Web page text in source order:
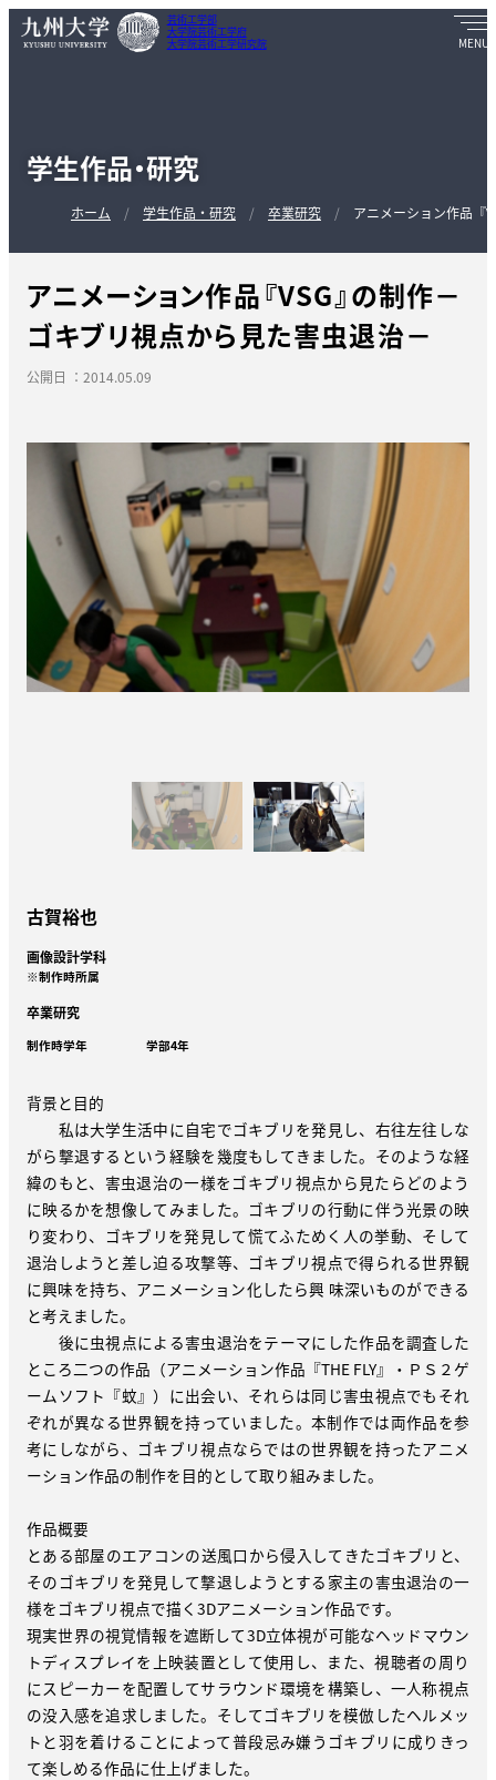
芸術工学部
大学院芸術工学府
大学院芸術工学研究院
学生作品・研究
ホーム 学生作品・研究 卒業研究 アニメーション作品『
アニメーション作品『VSG』の制作－
ゴキブリ視点から見た害虫退治－
公開日 ：2014.05.09
古賀裕也
画像設計学科
※制作時所属
卒業研究
制作時学年 学部4年
背景と目的
私は大学生活中に自宅でゴキブリを発見し、右往左往しな
がら撃退するという経験を幾度もしてきました。そのような経
緯のもと、害虫退治の一様をゴキブリ視点から見たらどのよう
に映るかを想像してみました。ゴキブリの行動に伴う光景の映
り変わり、ゴキブリを発見して慌てふためく人の挙動、そして
退治しようと差し迫る攻撃等、ゴキブリ視点で得られる世界観
に興味を持ち、アニメーション化したら興 味深いものができる
と考えました。
後に虫視点による害虫退治をテーマにした作品を調査した
ところ二つの作品（アニメーション作品『THE FLY』・ＰＳ２ゲ
ームソフト『蚊』）に出会い、それらは同じ害虫視点でもそれ
ぞれが異なる世界観を持っていました。本制作では両作品を参
考にしながら、ゴキブリ視点ならではの世界観を持ったアニメ
ーション作品の制作を目的として取り組みました。
作品概要
とある部屋のエアコンの送風口から侵入してきたゴキブリと、
そのゴキブリを発見して撃退しようとする家主の害虫退治の一
様をゴキブリ視点で描く3Dアニメーション作品です。
現実世界の視覚情報を遮断して3D立体視が可能なヘッドマウン
トディスプレイを上映装置として使用し、また、視聴者の周り
にスピーカーを配置してサラウンド環境を構築し、一人称視点
の没入感を追求しました。そしてゴキブリを模倣したヘルメッ
トと羽を着けることによって普段忌み嫌うゴキブリに成りきっ
て楽しめる作品に仕上げました。